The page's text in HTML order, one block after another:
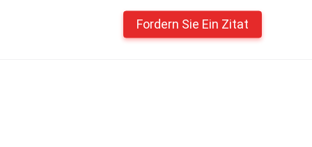
Fordern Sie Ein Zitat